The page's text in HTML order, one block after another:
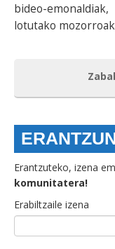
bideo-
lotutako
Erantzuteko, izena
komunitatera!
Erabiltzaile izena